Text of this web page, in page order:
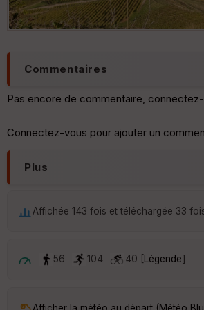
Commentaires
Pas encore de commentaire,
Connectez-vous pour ajouter un
Plus
Affichée 143 fois et téléchargée 33 fois
56 104 40 [ Légende]